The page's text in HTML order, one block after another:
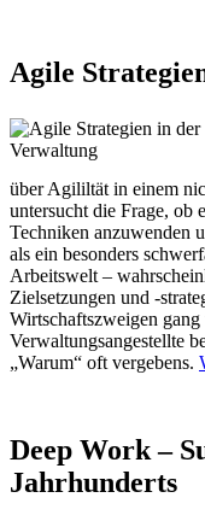
Agile
über Agililtät in einem
untersucht die Frage, ob
Techniken anzuwenden
als ein besonders
Arbeitswelt –
Zielsetzungen und -
Wirtschaftszweigen
Verwaltungsangestellte
„Warum“ oft vergebens.
Deep Work –
Jahrhunderts